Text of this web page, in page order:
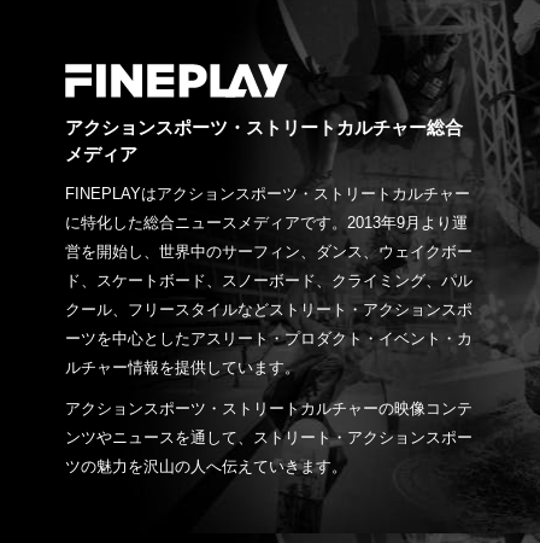
アクションスポーツ・ストリートカルチャー総合
メディア
FINEPLAYはアクションスポーツ・ストリートカルチャー
に特化した総合ニュースメディアです。2013年9月より運
営を開始し、世界中のサーフィン、ダンス、ウェイクボー
ド、スケートボード、スノーボード、クライミング、パル
クール、フリースタイルなどストリート・アクションスポ
ーツを中心としたアスリート・プロダクト・イベント・カ
ルチャー情報を提供しています。
アクションスポーツ・ストリートカルチャーの映像コンテ
ンツやニュースを通して、ストリート・アクションスポー
ツの魅力を沢山の人へ伝えていきます。